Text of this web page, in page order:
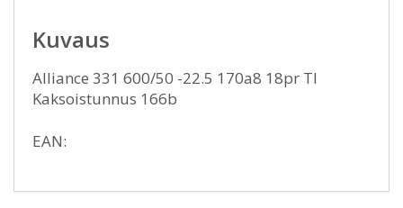
Kuvaus
Alliance 331 600/50 -22.5 170a8 18pr Tl
Kaksoistunnus 166b
EAN: